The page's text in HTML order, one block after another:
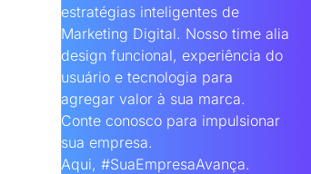
estratégias inteligentes de
Marketing Digital. Nosso time alia
design funcional, experiência do
usuário e tecnologia para
agregar valor à sua marca.
Conte conosco para impulsionar
sua empresa.
Aqui, #SuaEmpresaAvança.